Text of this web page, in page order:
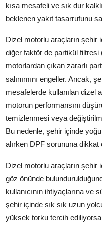
kısa mesafeli ve sık dur
beklenen yakıt tasarrufunu
Dizel motorlu araçların şehir
diğer faktör de partikül
motorlardan çıkan zararlı
salınımını engeller. Ancak,
mesafelerde kullanılan dizel
motorun performansını
temizlenmesi veya
Bu nedenle, şehir içinde
alırken DPF sorununa dikkat
Dizel motorlu araçların şehir
göz önünde
kullanıcının ihtiyaçlarına ve
şehir içinde sık sık uzun
yüksek torku tercih